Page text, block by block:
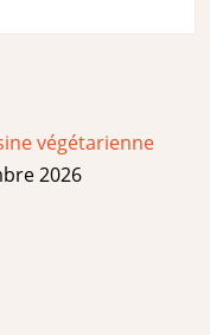
végétarienne
2026